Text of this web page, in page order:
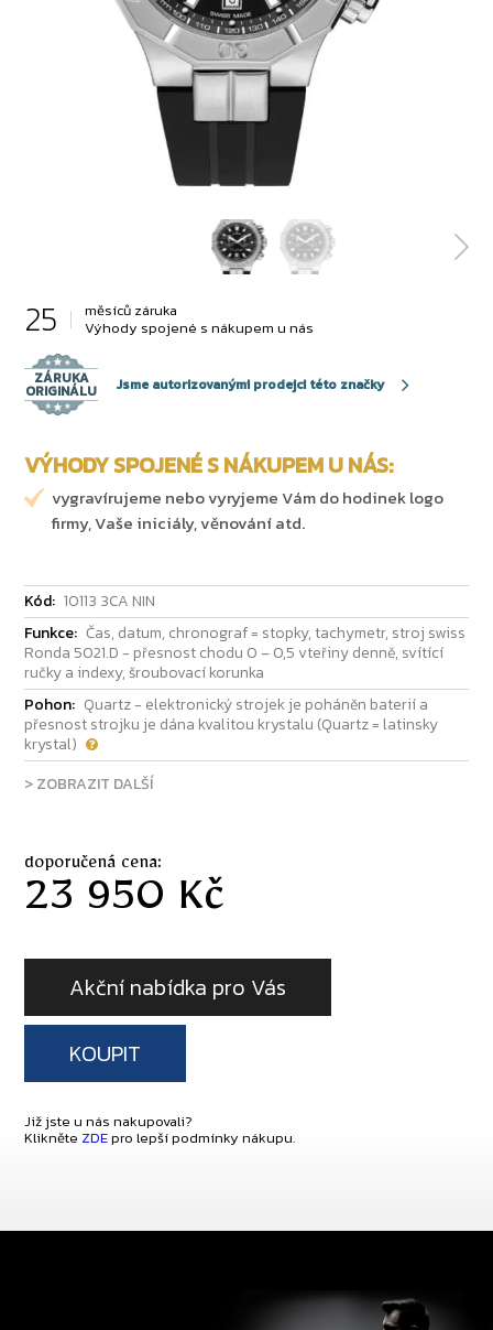
25
měsíců záruka
Výhody spojené s nákupem u nás
ZÁRUKA
ORIGINÁLU Jsme autorizovanými prodejci této značky
VÝHODY SPOJENÉ S NÁKUPEM U NÁS:
vygravírujeme nebo vyryjeme Vám do hodinek logo
firmy, Vaše iniciály, věnování atd.
Kód: 10113 3CA NIN
Funkce: Čas, datum, chronograf = stopky, tachymetr, stroj swiss
Ronda 5021.D - přesnost chodu 0 – 0,5 vteřiny denně, svítící
ručky a indexy, šroubovací korunka
Pohon: Quartz - elektronický strojek je poháněn baterií a
přesnost strojku je dána kvalitou krystalu (Quartz = latinsky
krystal)
> ZOBRAZIT DALŠÍ
doporučená cena:
23 950 Kč
Akční nabídka pro Vás
KOUPIT
Již jste u nás nakupovali?
Klikněte ZDEpro lepší podmínky nákupu.